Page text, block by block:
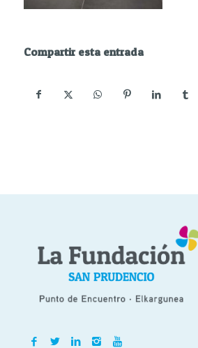
Compartir esta entrada